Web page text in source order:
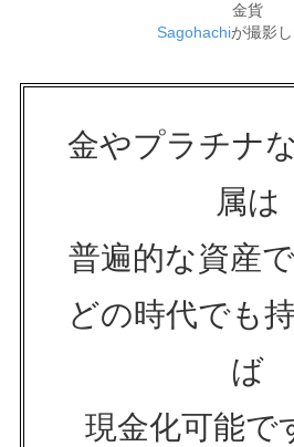
金貨
Sagohachiが撮影
金やプラチナ
属は
普遍的な資産
どの時代でも
ば
現金化可能で